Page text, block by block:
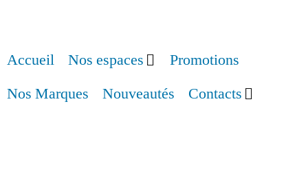
Accueil Nos espaces
Promotions
Nos Marques
Nouveautés Contacts